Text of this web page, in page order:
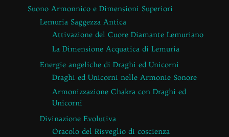
Suono Armonnico e Dimensioni Superiori
Lemuria Saggezza Antica
Attivazione del Cuore Diamante Lemuriano
La Dimensione Acquatica di Lemuria
Energie angeliche di Draghi ed Unicorni
Draghi ed Unicorni nelle Armonie Sonore
Armonizzazione Chakra con Draghi ed
Unicorni
Divinazione Evolutiva
Oracolo del Risveglio di coscienza